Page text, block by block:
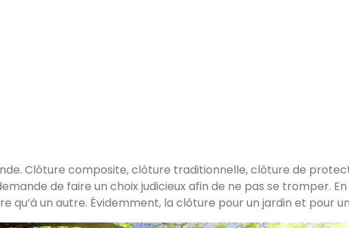
Clôture composite, clôture traditionnelle, clôture de
de faire un choix judicieux afin de ne pas se tromper.
un autre. Évidemment, la clôture pour un jardin et pour